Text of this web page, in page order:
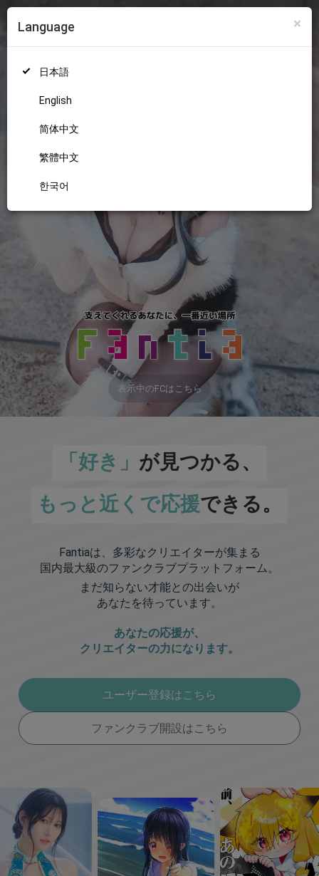
×
Language
日本語
English
简体中文
繁體中文
한국어
18+
表示中のFCはこちら
「好き」 が見つかる、
もっと近くで応援できる。
Fantiaは、多彩なクリエイターが集まる
国内最大級のファンクラブプラットフォーム。
まだ知らない才能との出会いが
あなたを待っています。
あなたの応援が、
クリエイターの力になります。
ユーザー登録はこちら
ファンクラブ開設はこちら